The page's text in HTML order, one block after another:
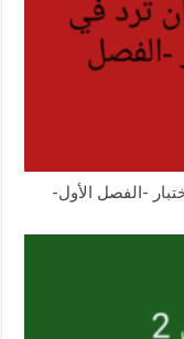
-الفصل الأول-